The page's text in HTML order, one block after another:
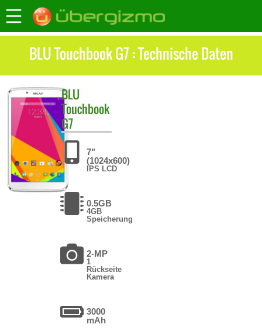
BLU Touchbook G7 : Technische Daten
BLU
Touchbook
G7
7"
(1024x600)
IPS LCD
0.5GB
4GB
Speicherung
2-MP
1
Rückseite
Kamera
3000
mAh